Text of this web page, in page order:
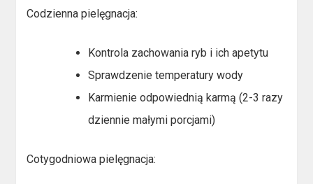
Codzienna pielęgnacja:
Kontrola zachowania ryb i ich apetytu
Sprawdzenie temperatury wody
Karmienie odpowiednią karmą (2-3 razy
dziennie małymi porcjami)
Cotygodniowa pielęgnacja: